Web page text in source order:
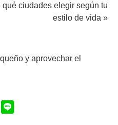
ciudades elegir según tu
estilo de vida »
y aprovechar el